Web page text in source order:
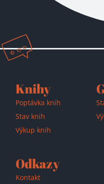
Přidáno
Knihy
Poptávka knih
Stav knih
Výkup knih
Odkazy
Kontakt